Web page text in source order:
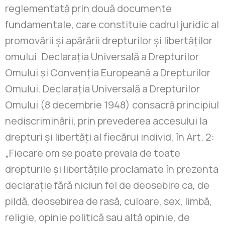
reglementată prin două documente
fundamentale, care constituie cadrul juridic al
promovării şi apărării drepturilor şi libertăţilor
omului: Declaraţia Universală a Drepturilor
Omului şi Convenţia Europeană a Drepturilor
Omului. Declaraţia Universală a Drepturilor
Omului (8 decembrie 1948) consacră principiul
nediscriminării, prin prevederea accesului la
drepturi şi libertăţi al fiecărui individ, în Art. 2:
„Fiecare om se poate prevala de toate
drepturile şi libertăţile proclamate în prezenta
declaraţie fără niciun fel de deosebire ca, de
pildă, deosebirea de rasă, culoare, sex, limbă,
religie, opinie politică sau altă opinie, de